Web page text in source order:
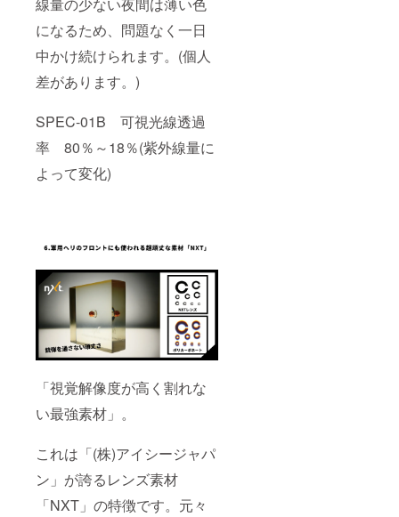
になるため、問題なく一日
中かけ続けられます。(個人
差があります。)
SPEC-01B 可視光線透過
率 80％～18％(紫外線量に
よって変化)
「視覚解像度が高く割れな
い最強素材」。
これは「(株)アイシージャパ
ン」が誇るレンズ素材
「NXT」の特徴です。元々